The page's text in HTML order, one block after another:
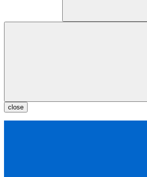
close